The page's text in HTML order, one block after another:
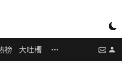
榜 大吐槽